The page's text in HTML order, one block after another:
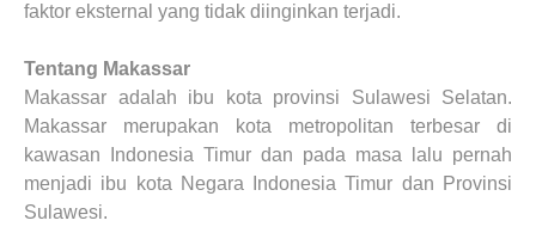
faktor eksternal yang tidak diinginkan terjadi.
Tentang Makassar
Makassar adalah ibu kota provinsi Sulawesi Selatan.
Makassar merupakan kota metropolitan terbesar di
kawasan Indonesia Timur dan pada masa lalu pernah
menjadi ibu kota Negara Indonesia Timur dan Provinsi
Sulawesi.